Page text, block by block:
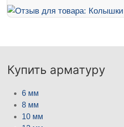
Купить арматуру
6 мм
8 мм
10 мм